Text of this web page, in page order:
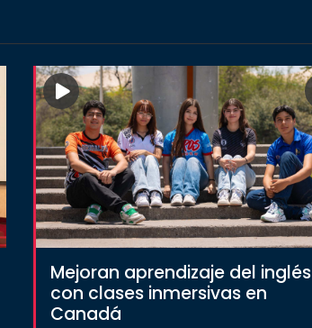
Mejoran aprendizaje del inglés
con clases inmersivas en
Canadá